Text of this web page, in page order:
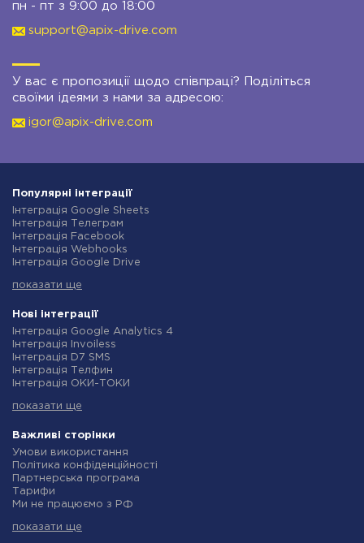
пн - пт з 9:00 до 18:00
support@apix-drive.com
У вас є пропозиції щодо співпраці? Поділіться
своїми ідеями з нами за адресою:
igor@apix-drive.com
Популярні інтеграції
Інтеграція Google Sheets
Інтеграція Телеграм
Інтеграція Facebook
Інтеграція Webhooks
Інтеграція Google Drive
Інтеграція Gmail
Інтеграція Rozetka
Інтеграція OpenAI (ChatGPT)
Інтеграція Binotel
Інтеграція Prom
Інтеграція Приват24
Інтеграція OLX
Інтеграція SendPulse
Інтеграція Stream Telecom
Інтеграція Google Analytics
Інтеграція Creatio
Інтеграція Ringostat
Інтеграція Google Calendar
Інтеграція Airtable
показати ще
Нові інтеграції
Інтеграція Google Analytics 4
Інтеграція Invoiless
Інтеграція D7 SMS
Інтеграція Телфин
Інтеграція ОКИ-ТОКИ
Інтеграція Microsoft Dynamics 365
Інтеграція TxtSync
Інтеграція Wire2Air
Інтеграція Corezoid
Інтеграція Infobip
Інтеграція Instasent
Інтеграція AtomPark
Інтеграція Campaign Monitor
показати ще
Важливі сторінки
Умови використання
Політика конфіденційності
Партнерська програма
Тарифи
Ми не працюємо з РФ
Індивідуальна розробка
показати ще